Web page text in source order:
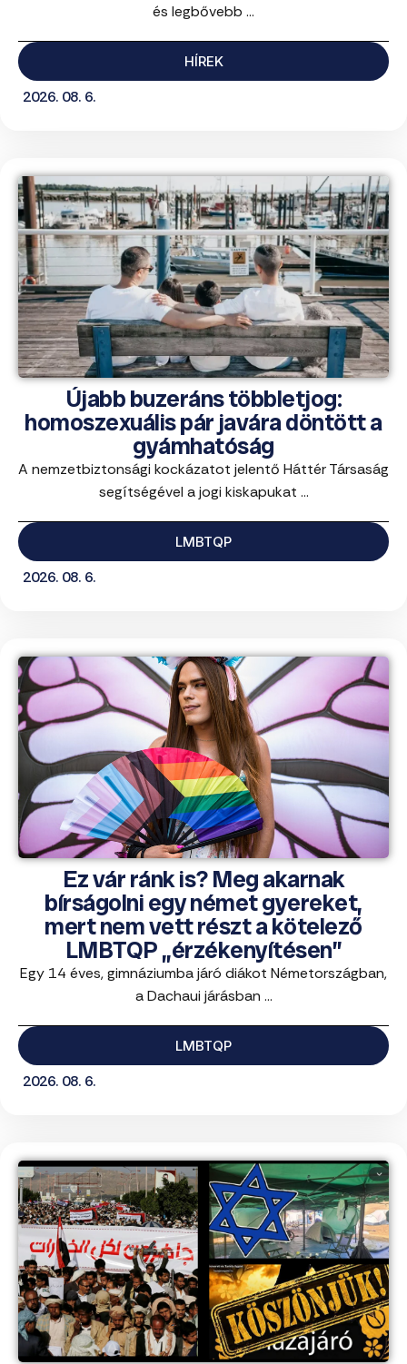
és legbővebb ...
HÍREK
2026. 08. 6.
Újabb buzeráns többletjog:
homoszexuális pár javára döntött a
gyámhatóság
A nemzetbiztonsági kockázatot jelentő Háttér Társaság
segítségével a jogi kiskapukat ...
LMBTQP
2026. 08. 6.
Ez vár ránk is? Meg akarnak
bírságolni egy német gyereket,
mert nem vett részt a kötelező
LMBTQP „érzékenyítésen”
Egy 14 éves, gimnáziumba járó diákot Németországban,
a Dachaui járásban ...
LMBTQP
2026. 08. 6.